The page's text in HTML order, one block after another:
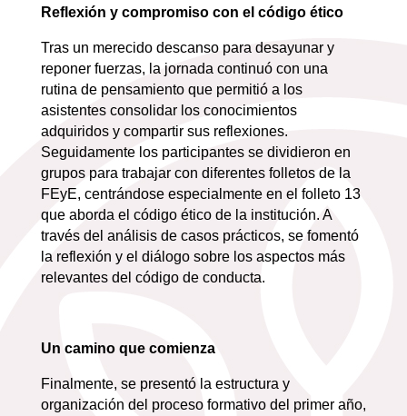
Reflexión y compromiso con el código ético
Tras un merecido descanso para desayunar y
reponer fuerzas, la jornada continuó con una
rutina de pensamiento que permitió a los
asistentes consolidar los conocimientos
adquiridos y compartir sus reflexiones.
Seguidamente los participantes se dividieron en
grupos para trabajar con diferentes folletos de la
FEyE, centrándose especialmente en el folleto 13
que aborda el código ético de la institución. A
través del análisis de casos prácticos, se fomentó
la reflexión y el diálogo sobre los aspectos más
relevantes del código de conducta.
Un camino que comienza
Finalmente, se presentó la estructura y
organización del proceso formativo del primer año,